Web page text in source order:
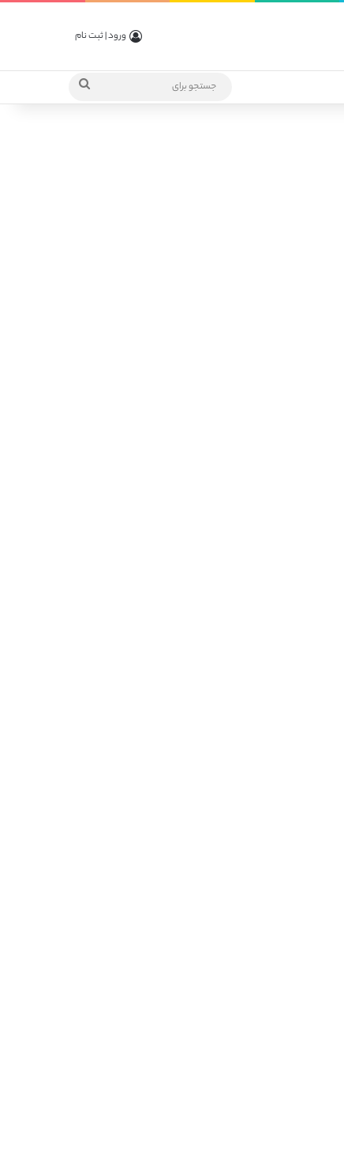
ورود | ثبت نام
جستجو